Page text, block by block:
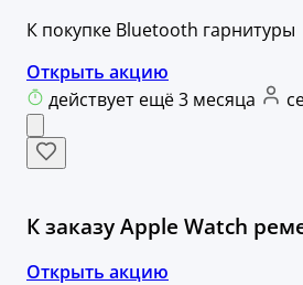
К покупке Bluetooth гарнитуры
Открыть акцию
действует ещё 3 месяца
К заказу Apple Watch
Открыть акцию